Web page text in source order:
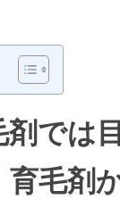
剤では
育毛剤